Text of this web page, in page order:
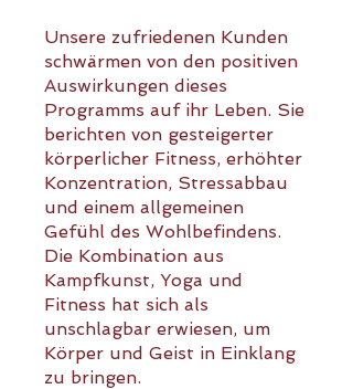
Unsere zufriedenen Kunden
schwärmen von den positiven
Auswirkungen dieses
Programms auf ihr Leben. Sie
berichten von gesteigerter
körperlicher Fitness, erhöhter
Konzentration, Stressabbau
und einem allgemeinen
Gefühl des Wohlbefindens.
Die Kombination aus
Kampfkunst, Yoga und
Fitness hat sich als
unschlagbar erwiesen, um
Körper und Geist in Einklang
zu bringen.